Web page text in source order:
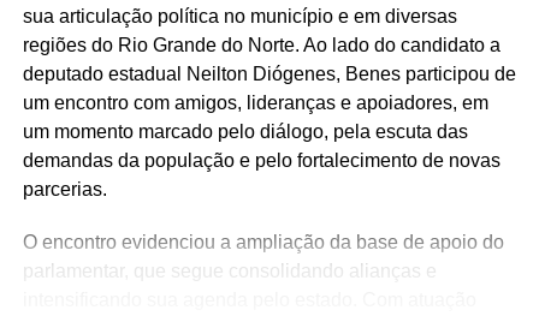
ações concretas e resultados que reforçam seu
compromisso com o desenvolvimento do Rio Grande do
Norte. Um mandato presente, atuante e comprometido em
fazer a diferença na vida dos potiguares.
sua articulação política no município e em diversas
regiões do Rio Grande do Norte. Ao lado do candidato a
deputado estadual Neilton Diógenes, Benes participou de
um encontro com amigos, lideranças e apoiadores, em
um momento marcado pelo diálogo, pela escuta das
demandas da população e pelo fortalecimento de novas
parcerias.
O encontro evidenciou a ampliação da base de apoio do
parlamentar, que segue consolidando alianças e